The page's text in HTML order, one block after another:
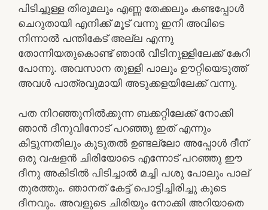
പിടിച്ചുള്ള തിരുമലും എണ്ണ തേക്കലും കണ്ടപ്പോൾ
ചെറുതായി എനിക്ക് മൂട് വന്നു ഇനി അവിടെ
നിന്നാൽ പന്തികേട് അല്ല എന്നു
തോന്നിയതുകൊണ്ട് ഞാൻ വീടിനുള്ളിലേക്ക് കേറി
പോന്നു. അവസാന തുള്ളി പാലും ഊറ്റിയെടുത്ത്
അവൾ പാത്രവുമായി അടുക്കളയിലേക്ക് വന്നു.
പത നിറഞ്ഞുനിൽക്കുന്ന ബക്കറ്റിലേക്ക് നോക്കി
ഞാൻ ദീനുവിനോട് പറഞ്ഞു ഇത് എന്നും
കിട്ടുന്നതിലും കൂടുതൽ ഉണ്ടല്ലോ അപ്പോൾ ദീന്
ഒരു വഷളൻ ചിരിയോടെ എന്നോട് പറഞ്ഞു ഈ
ദീനു അകിടിൽ പിടിച്ചാൽ മച്ചി പശു പോലും പാല്
തുരത്തും. ഞാനത് കേട്ട് പൊട്ടിച്ചിരിച്ചു കൂടെ
ദീനവും. അവളുടെ ചിരിയും നോക്കി അറിയാതെ